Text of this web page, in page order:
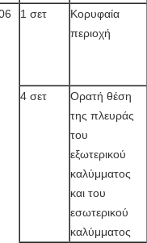
1 σετ
Κορυφαία
περιοχή
4 σετ
Ορατή θέση
της πλευράς
του
εξωτερικού
καλύμματος
και του
εσωτερικού
καλύμματος